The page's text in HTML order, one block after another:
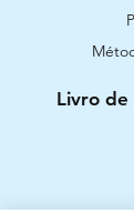
Livro de